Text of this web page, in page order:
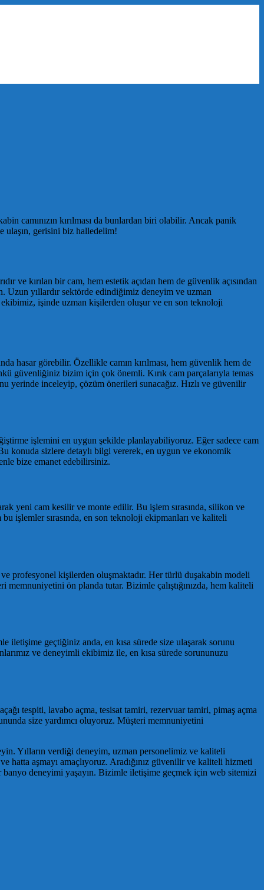
camınızın kırılması da bunlardan biri olabilir. Ancak panik
ulaşın, gerisini biz halledelim!
ve kırılan bir cam, hem estetik açıdan hem de güvenlik açısından
Uzun yıllardır sektörde edindiğimiz deneyim ve uzman
işinde uzman kişilerden oluşur ve en son teknoloji
hasar görebilir. Özellikle camın kırılması, hem güvenlik hem de
güvenliğiniz bizim için çok önemli. Kırık cam parçalarıyla temas
yerinde inceleyip, çözüm önerileri sunacağız. Hızlı ve güvenilir
işlemini en uygun şekilde planlayabiliyoruz. Eğer sadece cam
konuda sizlere detaylı bilgi vererek, en uygun ve ekonomik
bize emanet edebilirsiniz.
yeni cam kesilir ve monte edilir. Bu işlem sırasında, silikon ve
işlemler sırasında, en son teknoloji ekipmanları ve kaliteli
profesyonel kişilerden oluşmaktadır. Her türlü duşakabin modeli
ön planda tutar. Bizimle çalıştığınızda, hem kaliteli
iletişime geçtiğiniz anda, en kısa sürede size ulaşarak sorunu
ve deneyimli ekibimiz ile, en kısa sürede sorununuzu
tespiti, lavabo açma, tesisat tamiri, rezervuar tamiri, pimaş açma
size yardımcı oluyoruz. Müşteri memnuniyetini
Yılların verdiği deneyim, uzman personelimiz ve kaliteli
aşmayı amaçlıyoruz. Aradığınız güvenilir ve kaliteli hizmeti
deneyimi yaşayın. Bizimle iletişime geçmek için web sitemizi